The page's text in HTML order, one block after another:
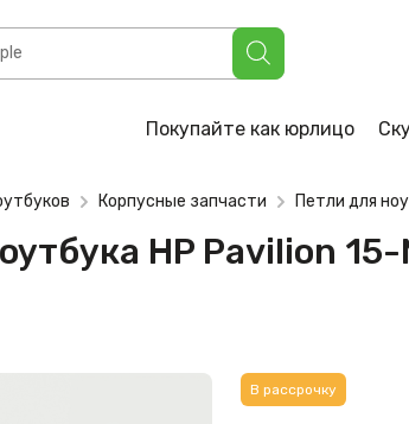
Покупайте как юрлицо
15-N, 15-F (FBU86005010, ZFBU8600301)
Корпусные запчасти Петли для
HP Pavilion
В рассрочку